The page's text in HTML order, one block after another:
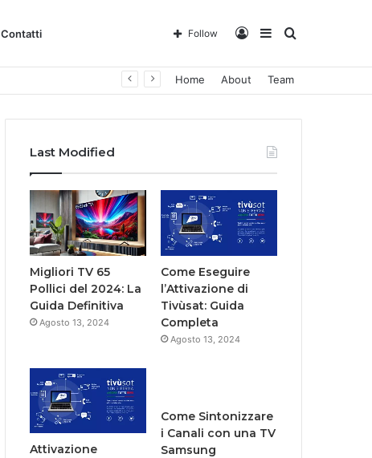
Contatti Search
for
Sidebar
Log
In
Follow
Home About Team
Last Modified
Migliori TV 65
Pollici del 2024: La
Guida Definitiva
Agosto 13, 2024
Come Eseguire
l’Attivazione di
Tivùsat: Guida
Completa
Agosto 13, 2024
Attivazione
Come Sintonizzare
i Canali con una TV
Samsung